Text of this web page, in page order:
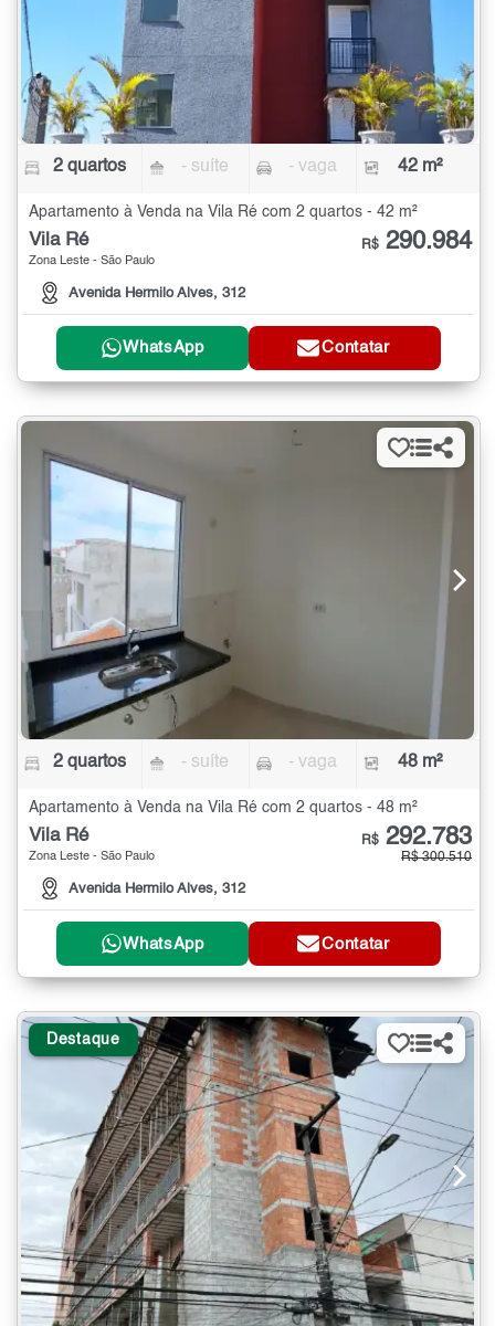
2 quartos - suíte - vaga 42 m²
Apartamento à Venda na Vila Ré com 2 quartos - 42 m²
Vila Ré
Zona Leste - São Paulo
Avenida Hermilo Alves, 312
R$ 290.984
WhatsApp Contatar
2 quartos - suíte - vaga 48 m²
Apartamento à Venda na Vila Ré com 2 quartos - 48 m²
Vila Ré
Zona Leste - São Paulo
Avenida Hermilo Alves, 312
R$ 292.783
R$ 300.510
WhatsApp Contatar
Destaque